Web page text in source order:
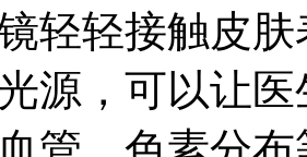
轻轻接触皮
源，可以让